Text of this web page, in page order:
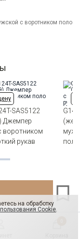
с воротником поло
SAS5122
Джемпер
воротником
рукав
на обработку
Cookie.